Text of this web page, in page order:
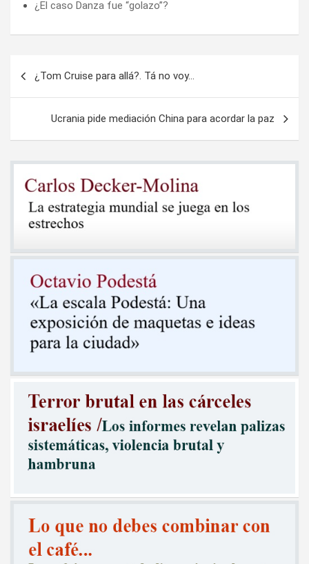
¿El caso Danza fue “golazo”?
entradas
¿Tom Cruise para allá?. Tá no voy…
Ucrania pide mediación China para acordar la paz